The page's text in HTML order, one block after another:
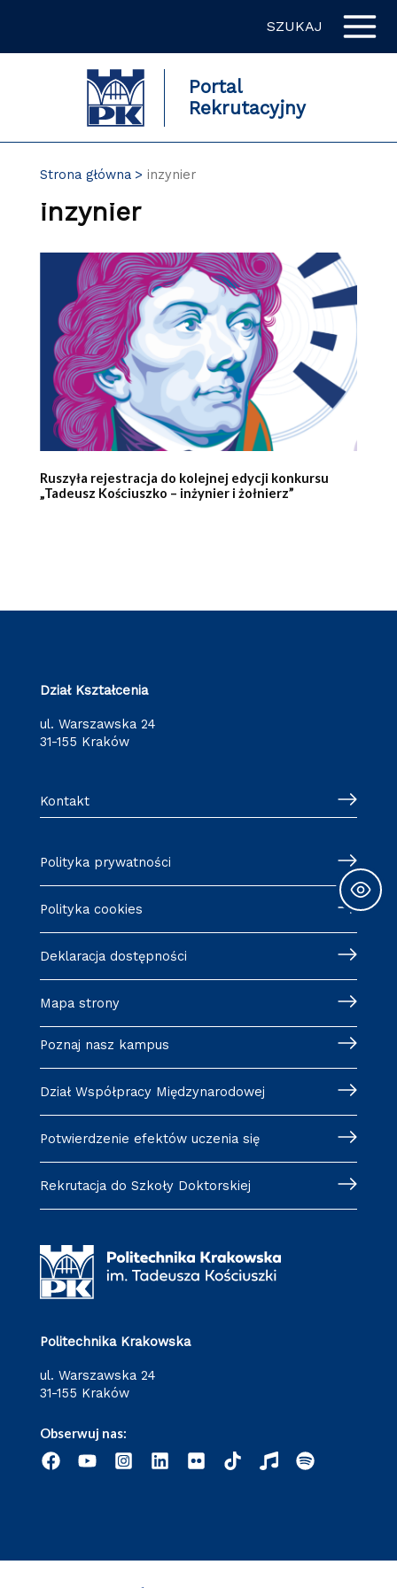
SZUKAJ
Portal
Rekrutacyjny
Strona główna inzynier
inzynier
Ruszyła rejestracja do kolejnej edycji konkursu
„Tadeusz Kościuszko – inżynier i żołnierz”
Dział Kształcenia
ul. Warszawska 24
31-155 Kraków
Kontakt
Polityka prywatności
Polityka cookies
Deklaracja dostępności
Mapa strony
Poznaj nasz kampus
Dział Współpracy Międzynarodowej
Potwierdzenie efektów uczenia się
Rekrutacja do Szkoły Doktorskiej
Politechnika Krakowska
ul. Warszawska 24
31-155 Kraków
Obserwuj nas: